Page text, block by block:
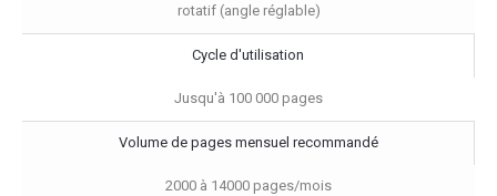
rotatif (angle réglable)
Cycle d'utilisation
Jusqu'à 100 000 pages
Volume de pages mensuel recommandé
2000 à 14000 pages/mois